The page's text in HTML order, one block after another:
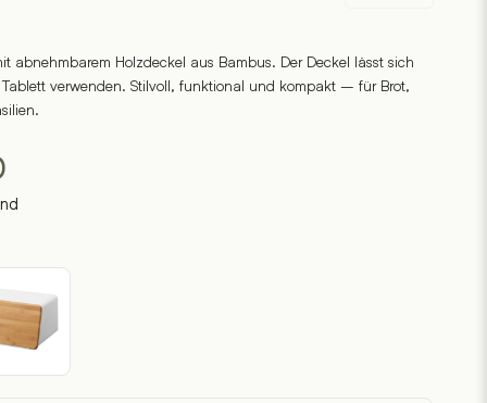
abnehmbarem Holzdeckel aus Bambus. Der Deckel lässt sich
Tablett verwenden. Stilvoll, funktional und kompakt – für Brot,